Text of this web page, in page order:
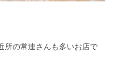
所の常連さんも多いお店で